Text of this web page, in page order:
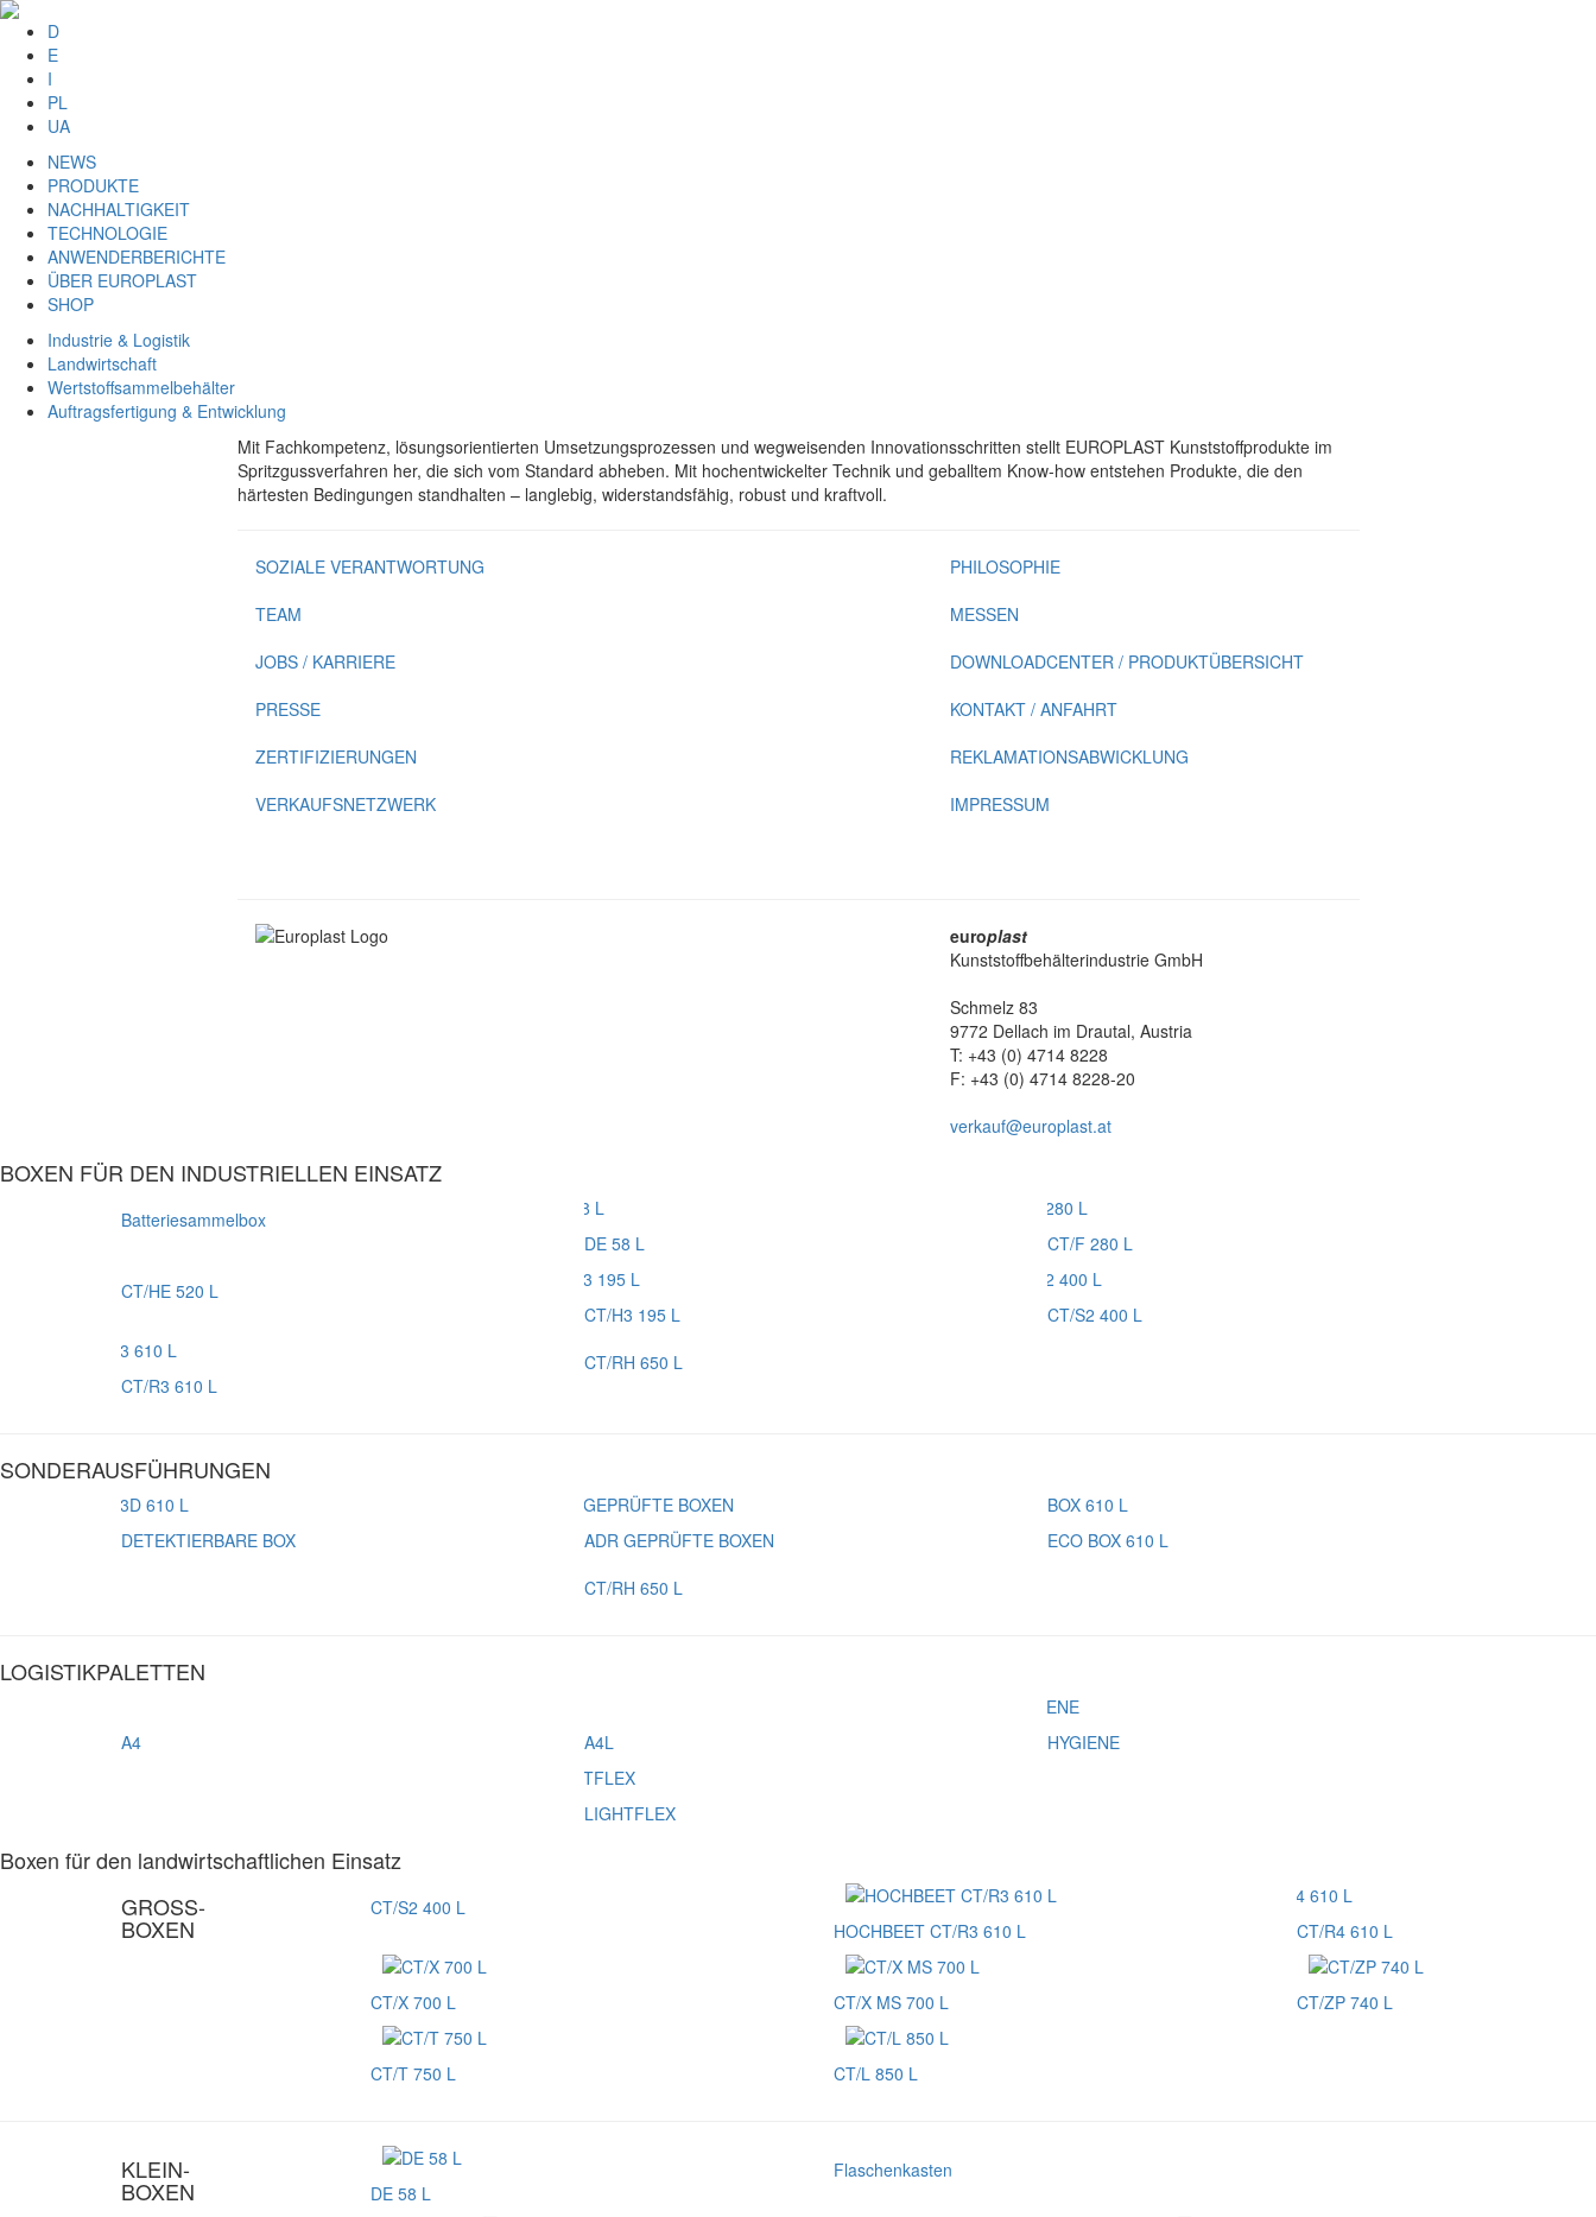
D
E
I
PL
UA
NEWS
PRODUKTE
NACHHALTIGKEIT
TECHNOLOGIE
ANWENDERBERICHTE
ÜBER EUROPLAST
SHOP
Industrie & Logistik
Landwirtschaft
Wertstoffsammelbehälter
Auftragsfertigung & Entwicklung
Mit Fachkompetenz, lösungsorientierten Umsetzungsprozessen und wegweisenden Innovationsschritten stellt EUROPLAST Kunststoffprodukte im
Spritzgussverfahren her, die sich vom Standard abheben. Mit hochentwickelter Technik und geballtem Know-how entstehen Produkte, die den
härtesten Bedingungen standhalten – langlebig, widerstandsfähig, robust und kraftvoll.
SOZIALE VERANTWORTUNG
TEAM
JOBS / KARRIERE
PRESSE
ZERTIFIZIERUNGEN
VERKAUFSNETZWERK
PHILOSOPHIE
MESSEN
DOWNLOADCENTER / PRODUKTÜBERSICHT
KONTAKT / ANFAHRT
REKLAMATIONS­ABWICKLUNG
IMPRESSUM
europlast
Kunststoffbehälterindustrie GmbH
Schmelz 83
9772 Dellach im Drautal, Austria
T: +43 (0) 4714 8228
F: +43 (0) 4714 8228-20
verkauf@europlast.at
BOXEN FÜR DEN INDUSTRIELLEN EINSATZ
Batteriesammelbox
DE 58 L
CT/F 280 L
CT/HE 520 L
CT/H3 195 L
CT/S2 400 L
CT/R3 610 L
CT/RH 650 L
SONDERAUSFÜHRUNGEN
DETEKTIERBARE BOX ADR GEPRÜFTE BOXEN
ECO BOX 610 L
CT/RH 650 L
LOGISTIKPALETTEN
A4 A4L HYGIENE
LIGHTFLEX
Boxen für den landwirtschaftlichen Einsatz
GROSS-
BOXEN
CT/S2 400 L
HOCHBEET CT/R3 610 L
CT/R4 610 L
CT/X 700 L CT/X MS 700 L CT/ZP 740 L
CT/T 750 L CT/L 850 L
KLEIN-
BOXEN DE 58 L
Flaschenkasten